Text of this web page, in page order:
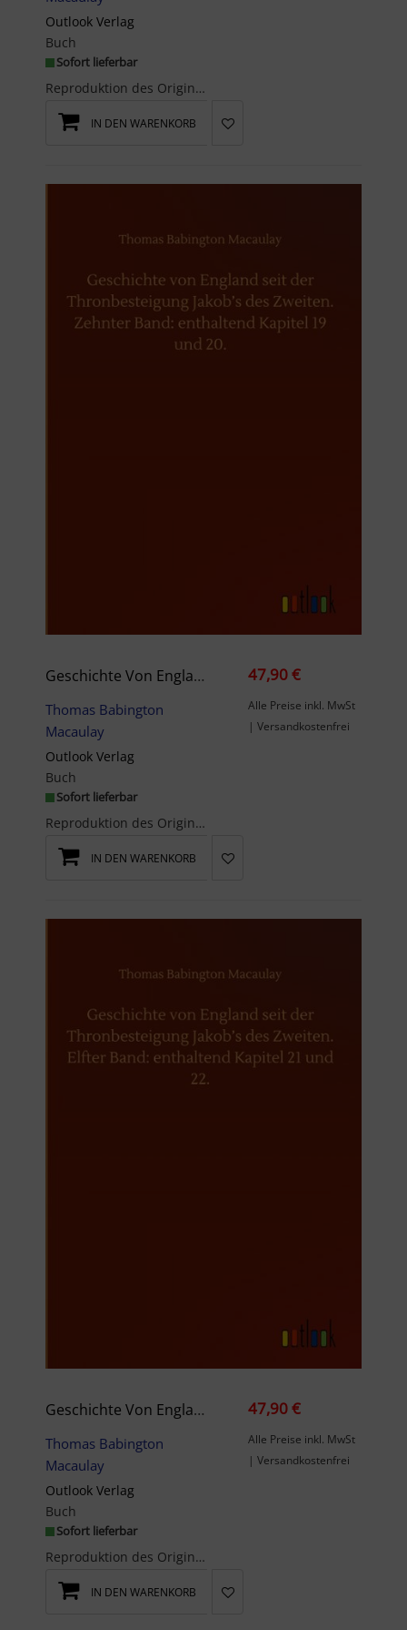
Outlook Verlag
Buch
Sofort lieferbar
Reproduktion des Originals: Geschichte von England seit der Thronbesteigung Jakob¿s des Zweiten. ...
IN DEN WARENKORB
Geschichte Von England Seit Der Thronbesteigung Jakob’s Des Zweiten. Zehnter Band: Enthaltend Kapitel 19 Und 20.
Thomas Babington
Macaulay
Outlook Verlag
Buch
Sofort lieferbar
Reproduktion des Originals: Geschichte von England seit der Thronbesteigung Jakob¿s des Zweiten. ...
47,90 €
Alle Preise inkl. MwSt
| Versandkostenfrei
IN DEN WARENKORB
Geschichte Von England Seit Der Thronbesteigung Jakob’s Des Zweiten. Elfter Band: Enthaltend Kapitel 21 Und 22.
Thomas Babington
Macaulay
Outlook Verlag
Buch
Sofort lieferbar
Reproduktion des Originals: Geschichte von England seit der Thronbesteigung Jakob¿s des Zweiten. ...
47,90 €
Alle Preise inkl. MwSt
| Versandkostenfrei
IN DEN WARENKORB